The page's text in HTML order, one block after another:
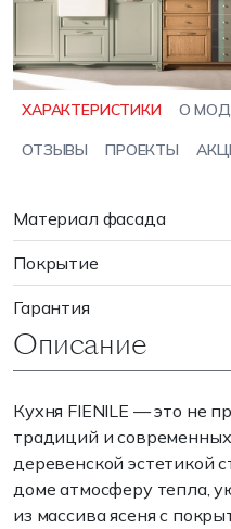
ХАРАКТЕРИСТИКИ О
ОТЗЫВЫ ПРОЕКТЫ
Материал фасада
Покрытие
Гарантия
Описание
Кухня FIENILE — это не
традиций и
деревенской эстетикой
доме атмосферу тепла,
из массива ясеня с